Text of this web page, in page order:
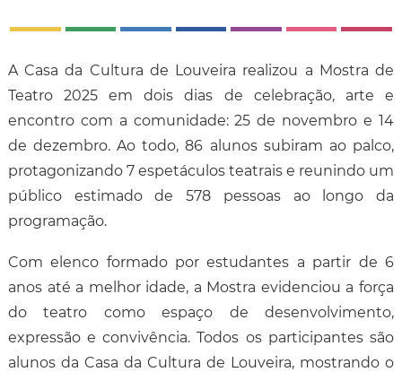
A Casa da Cultura de Louveira realizou a Mostra de
Teatro 2025 em dois dias de celebração, arte e
encontro com a comunidade: 25 de novembro e 14
de dezembro. Ao todo, 86 alunos subiram ao palco,
protagonizando 7 espetáculos teatrais e reunindo um
público estimado de 578 pessoas ao longo da
programação.
Com elenco formado por estudantes a partir de 6
anos até a melhor idade, a Mostra evidenciou a força
do teatro como espaço de desenvolvimento,
expressão e convivência. Todos os participantes são
alunos da Casa da Cultura de Louveira, mostrando o